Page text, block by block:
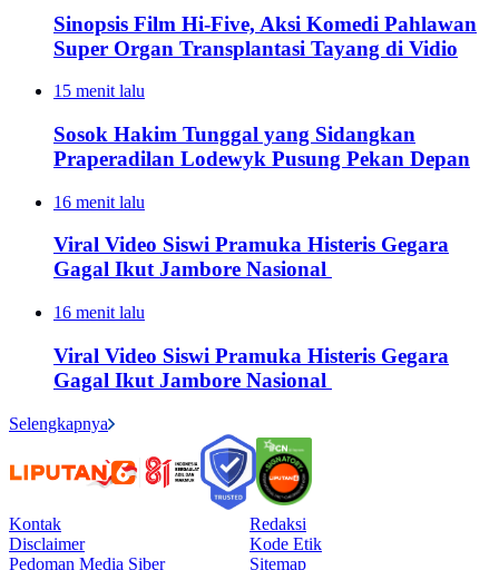
Sinopsis Film Hi-Five, Aksi Komedi Pahlawan
Super Organ Transplantasi Tayang di Vidio
15 menit lalu
Sosok Hakim Tunggal yang Sidangkan
Praperadilan Lodewyk Pusung Pekan Depan
16 menit lalu
Viral Video Siswi Pramuka Histeris Gegara
Gagal Ikut Jambore Nasional
16 menit lalu
Viral Video Siswi Pramuka Histeris Gegara
Gagal Ikut Jambore Nasional
Selengkapnya
Kontak
Redaksi
Disclaimer
Kode Etik
Pedoman Media Siber
Sitemap